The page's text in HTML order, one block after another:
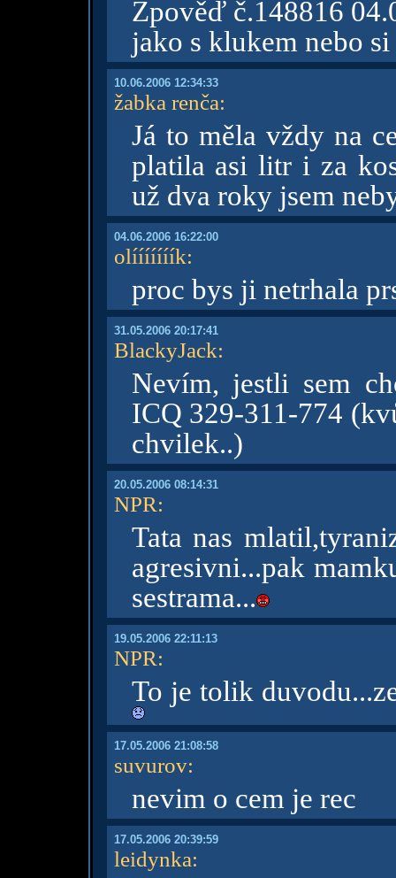
Zpověď č.148816
jako s klukem nebo
10.06.2006 12:34:33
žabka renča:
Já to měla vždy na
platila asi litr i za
už dva roky jsem
04.06.2006 16:22:00
olííííííík:
proc bys ji netrhala
31.05.2006 20:17:41
BlackyJack:
Nevím, jestli sem
ICQ 329-311-774
chvilek..)
20.05.2006 08:14:31
NPR:
Tata nas
agresivni...pak
sestrama...
19.05.2006 22:11:13
NPR:
To je tolik
17.05.2006 21:08:58
suvurov:
nevim o cem je rec
17.05.2006 20:39:59
leidynka: